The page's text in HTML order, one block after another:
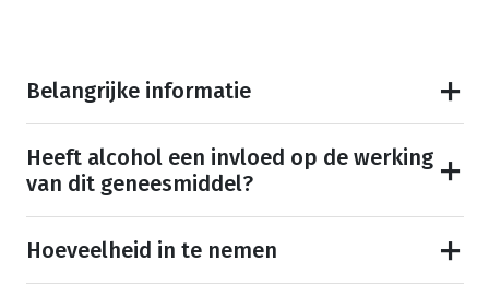
Belangrijke informatie
Heeft alcohol een invloed op de werking
van dit geneesmiddel?
Hoeveelheid in te nemen